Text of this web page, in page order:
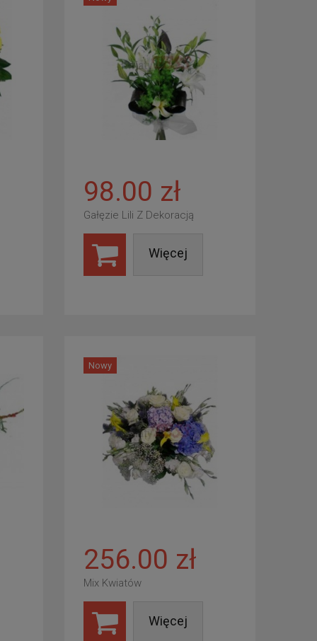
98.00 zł
Gałęzie Lili Z Dekoracją
Więcej
Nowy
256.00 zł
Mix Kwiatów
Więcej